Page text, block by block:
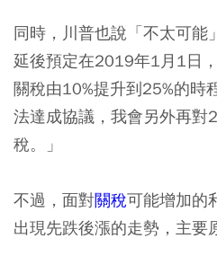
同時，川普也說「不太可能
延後預定在2019年1月1日
關稅由10%提升到25%的時
法達成協議，我會另外再對
稅。」
不過，面對關稅可能增加的
出現先跌後漲的走勢，主要